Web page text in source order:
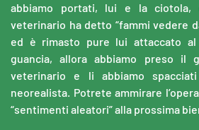
abbiamo portati, lui e la ciotola,
veterinario ha detto “fammi vedere
ed è rimasto pure lui attaccato
guancia, allora abbiamo preso
veterinario e li abbiamo
neorealista. Potrete ammirare
“sentimenti aleatori” alla prossima